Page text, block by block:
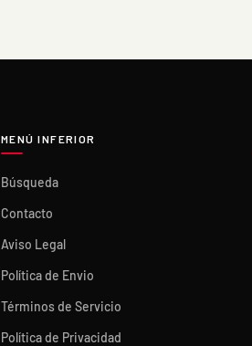
MENÚ INFERIOR
Búsqueda
Contacto
Aviso Legal
Política de Envio
Términos de Servicio
Política de Privacidad